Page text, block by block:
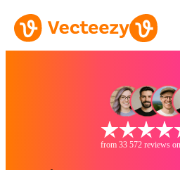
from 33 572 reviews